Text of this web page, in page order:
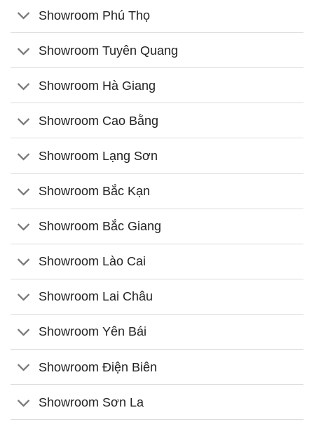
Showroom Phú Thọ
Showroom Tuyên Quang
Showroom Hà Giang
Showroom Cao Bằng
Showroom Lạng Sơn
Showroom Bắc Kạn
Showroom Bắc Giang
Showroom Lào Cai
Showroom Lai Châu
Showroom Yên Bái
Showroom Điện Biên
Showroom Sơn La